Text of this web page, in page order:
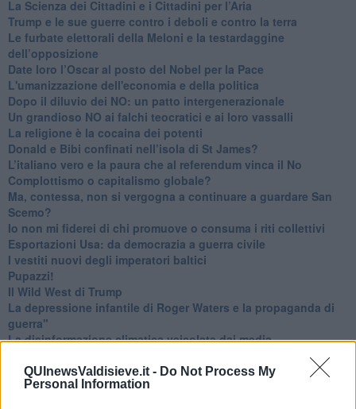
QUInewsValdisieve.it - Do Not Process My
Personal Information
​La Scienza dei Cittadini e i Cittadini per l’Aria
Trump e le sue guerre contro i deboli e contro la terra
​Le furbate elettorali della Meloni e la testardaggine
dell’opposizione
​Date loro l’Oscar al posto del Nobel per la Pace
L'umanizzazione dell'economia e della politica
​Dopo il diluvio dei NO: un patto intergenerazionale
​Un grandioso NO ai falchi teocratici e ai loro vassalli
La religione è la cocaina dei potenti
Donald e Bibi confinati nell’isola di St James?
L’italiano vero e la paura che al referendum vinca il No
​Complottismo o capitalismo globale?
​Ma, contessa, non si vergogna a continuare a guardare San
Scemo?
​Io non mi fiderei di chi promuove o consuma i riti collettivi
Esportazioni Usa: da democrazia a guerra civile
​I vestiti nuovi degli imperatori baltici
​Pupazzi!
​Il Wild West di Trump
​La depressione infantile di Roger Waters e la propaganda di
guerra"
​La disinformazione climatica veicolata dai media
​La propaganda bellica nostrana vs l’hasbarà dei sionisti
​La cleptocrazia e lo studio sociologico della propaganda di